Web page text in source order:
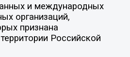
и международных
организаций,
признана
Российской